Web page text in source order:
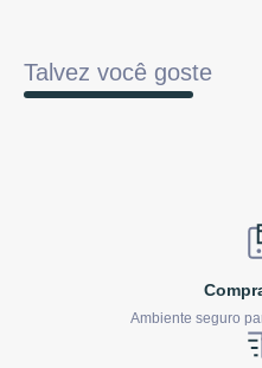
Talvez você goste
Ambiente seguro